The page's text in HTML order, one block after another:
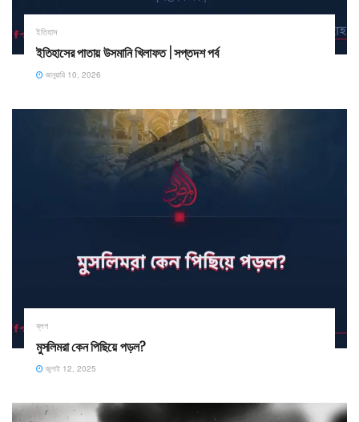
ইতিহাস
ইতিহাসের পাতায় উসমানি খিলাফত | সপ্তদশ পর্ব
জানুয়ারি 10, 2026
ব্লগ
মুসলিমরা কেন পিছিয়ে পড়ল?
জুলাই 12, 2025